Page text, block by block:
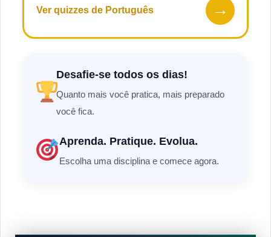
Ver quizzes de Português →
Desafie-se todos os dias!
Quanto mais você pratica, mais preparado
você fica.
Aprenda. Pratique. Evolua.
Escolha uma disciplina e comece agora.